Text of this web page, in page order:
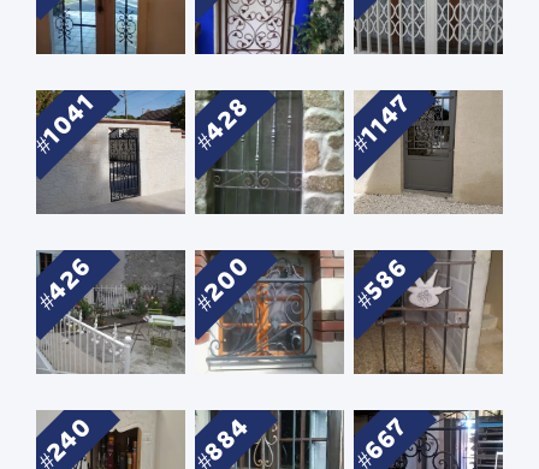
1041 428 1147
426 200 586
240 884 667